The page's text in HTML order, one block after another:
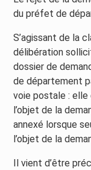
du préfet de
S’agissant de la
délibération
dossier de
de département
voie postale :
l’objet de la
annexé lorsque
l’objet de la
Il vient d’être